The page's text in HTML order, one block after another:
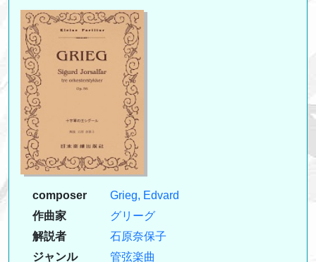
composer
Grieg, Edvard
作曲家
グリーグ
解説者
石原奈保子
ジャンル
管弦楽曲